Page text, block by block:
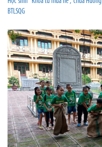
BTLSQG